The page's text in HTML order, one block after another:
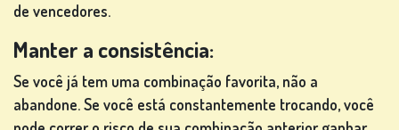
de vencedores.
Manter a consistência:
Se você já tem uma combinação favorita, não a
abandone. Se você está constantemente trocando, você